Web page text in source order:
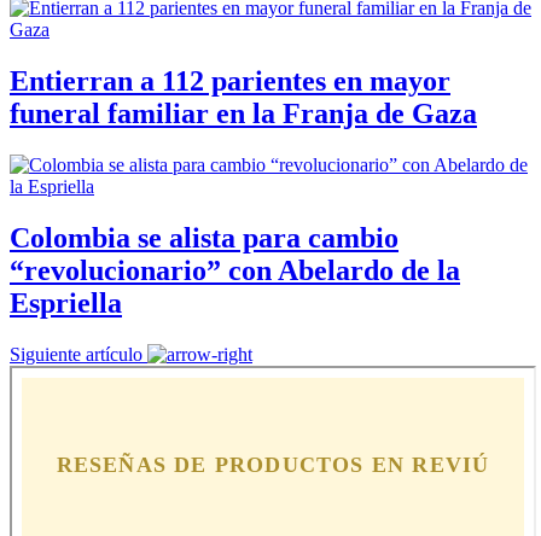
Entierran a 112 parientes en mayor
funeral familiar en la Franja de Gaza
Colombia se alista para cambio
“revolucionario” con Abelardo de la
Espriella
Siguiente artículo